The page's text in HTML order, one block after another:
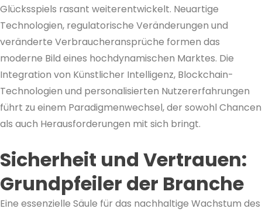
Glücksspiels rasant weiterentwickelt. Neuartige
Technologien, regulatorische Veränderungen und
veränderte Verbraucheransprüche formen das
moderne Bild eines hochdynamischen Marktes. Die
Integration von Künstlicher Intelligenz, Blockchain-
Technologien und personalisierten Nutzererfahrungen
führt zu einem Paradigmenwechsel, der sowohl Chancen
als auch Herausforderungen mit sich bringt.
Sicherheit und Vertrauen:
Grundpfeiler der Branche
Eine essenzielle Säule für das nachhaltige Wachstum des